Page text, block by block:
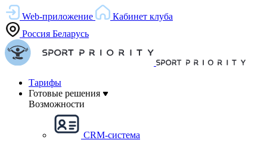
Web-приложение
Кабинет клуба
Россия Беларусь
Тарифы
Готовые решения
Возможности
CRM-система